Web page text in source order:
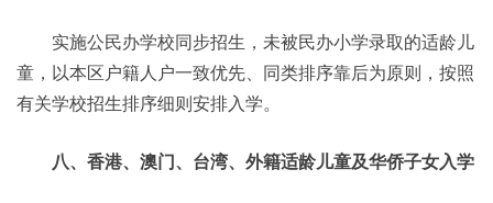
实施公民办学校同步招生，未被民办小学录取的适龄儿
童，以本区户籍人户一致优先、同类排序靠后为原则，按照
有关学校招生排序细则安排入学。
八、香港、澳门、台湾、外籍适龄儿童及华侨子女入学